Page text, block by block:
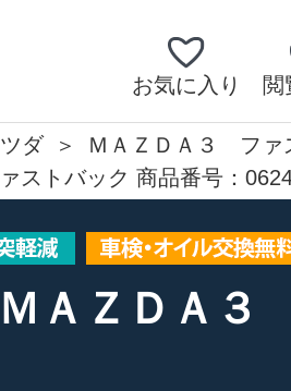
お気に入り 閲
ダ
ＭＡＺＤＡ３ ファ
ストバック 商品番号：
ＭＡＺＤＡ